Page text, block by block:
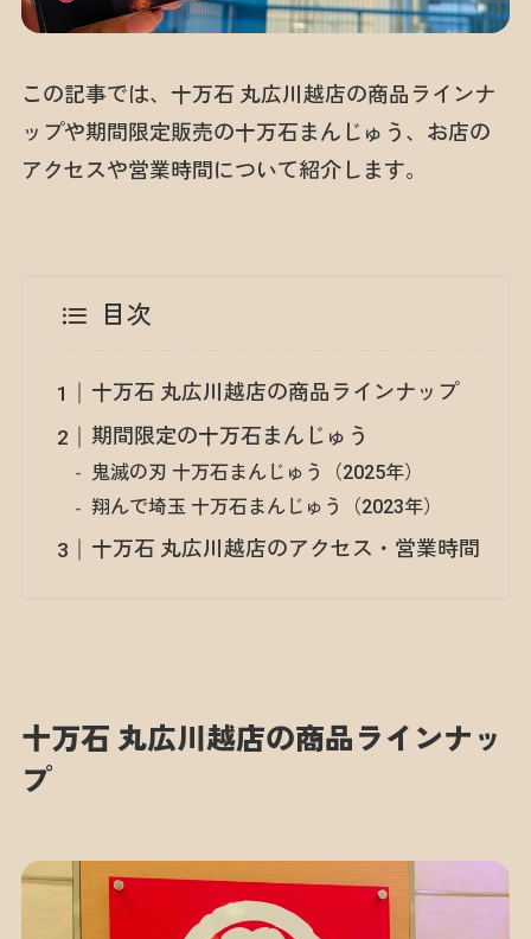
この記事では、十万石 丸広川越店の商品ラインナ
ップや期間限定販売の十万石まんじゅう、お店の
アクセスや営業時間について紹介します。
目次
十万石 丸広川越店の商品ラインナップ
期間限定の十万石まんじゅう
鬼滅の刃 十万石まんじゅう（2025年）
翔んで埼玉 十万石まんじゅう（2023年）
十万石 丸広川越店のアクセス・営業時間
十万石 丸広川越店の商品ラインナッ
プ